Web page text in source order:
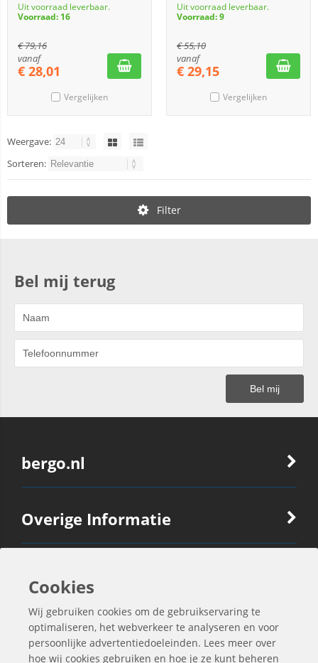
Uit voorraad leverbaar.
Voorraad: 16
€79,16
vanaf
€ 28,01
Vergelijken
Uit voorraad leverbaar.
Voorraad: 9
€55,10
vanaf
€ 29,15
Vergelijken
Weergave:
Sorteren:
Filter
Bel mij terug
bergo.nl
Overige Informatie
Ook Interessant
Contactgegevens
Cookies
Wij gebruiken cookies om de gebruikservaring te
optimaliseren, het webverkeer te analyseren en voor
persoonlijke advertentiedoeleinden. Lees meer over
hoe wij cookies gebruiken en hoe je ze kunt beheren